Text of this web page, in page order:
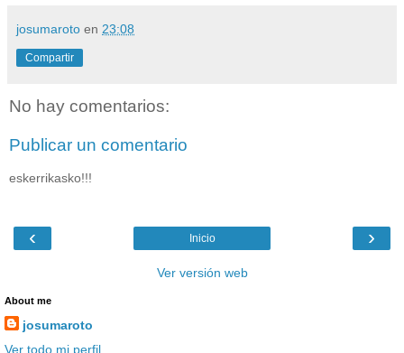
josumaroto en 23:08
Compartir
No hay comentarios:
Publicar un comentario
eskerrikasko!!!
‹ ›
Inicio
Ver versión web
About me
josumaroto
Ver todo mi perfil